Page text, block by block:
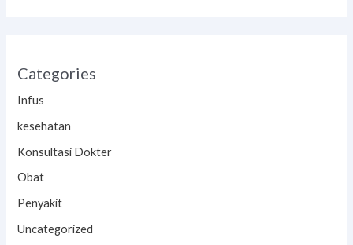
Categories
Infus
kesehatan
Konsultasi Dokter
Obat
Penyakit
Uncategorized